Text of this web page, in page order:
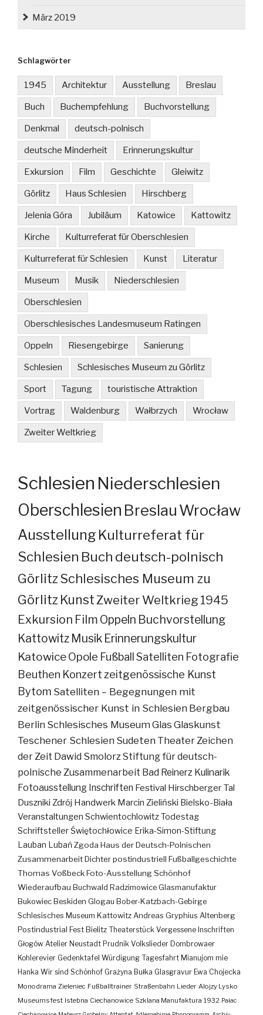
März 2019
Schlagwörter
1945 Architektur Ausstellung Breslau
Buch Buchempfehlung Buchvorstellung
Denkmal deutsch-polnisch
deutsche Minderheit Erinnerungskultur
Exkursion Film Geschichte Gleiwitz
Görlitz Haus Schlesien Hirschberg
Jelenia Góra Jubiläum Katowice Kattowitz
Kirche Kulturreferat für Oberschlesien
Kulturreferat für Schlesien Kunst Literatur
Museum Musik Niederschlesien
Oberschlesien
Oberschlesisches Landesmuseum Ratingen
Oppeln Riesengebirge Sanierung
Schlesien Schlesisches Museum zu Görlitz
Sport Tagung touristische Attraktion
Vortrag Waldenburg Wałbrzych Wrocław
Zweiter Weltkrieg
Schlesien Niederschlesien
Oberschlesien Breslau Wrocław
Ausstellung Kulturreferat für
Schlesien Buch deutsch-polnisch
GörlitzSchlesisches Museum zu
Görlitz KunstZweiter Weltkrieg 1945
Exkursion Film Oppeln Buchvorstellung
Kattowitz Musik Erinnerungskultur
KatowiceOpole FußballSatelliten Fotografie
Beuthen Konzertzeitgenössische Kunst
Bytom Satelliten – Begegnungen mit
zeitgenössischer Kunst in Schlesien Bergbau
Berlin Schlesisches MuseumGlas Glaskunst
Teschener Schlesien Sudeten Theater Zeichen
der Zeit Dawid SmolorzStiftung für deutsch-
polnische Zusammenarbeit Bad Reinerz Kulinarik
Fotoausstellung Inschriften Festival Hirschberger Tal
Duszniki Zdrój Handwerk Marcin Zieliński Bielsko-Biała
Veranstaltungen SchwientochlowitzTodestag
SchriftstellerŚwiętochłowice Erika-Simon-Stiftung
Lauban
LubańZgoda Haus der Deutsch-Polnischen
ZusammenarbeitDichterpostindustriell Fußballgeschichte
Thomas VoßbeckFoto-AusstellungSchönhof
Wiederaufbau Buchwald Radzimowice Glasmanufaktur
Bukowiec Beskiden Glogau Bober-Katzbach-Gebirge
Schlesisches Museum Kattowitz Andreas Gryphius Altenberg
Postindustrial Fest Bielitz Theaterstück Vergessene Inschriften
Głogów Atelier Neustadt Prudnik Volkslieder Dombrowaer
Kohlerevier Gedenktafel Würdigung Tagesfahrt Mianujom mie
Hanka Wir sind Schönhof Grażyna Bułka Glasgravur Ewa Chojecka
Monodrama Zieleniec Fußballtrainer Straßenbahn Lieder Alojzy Lysko
Museumsfest Istebna Ciechanowice Szklana Manufaktura 1932 Pałac